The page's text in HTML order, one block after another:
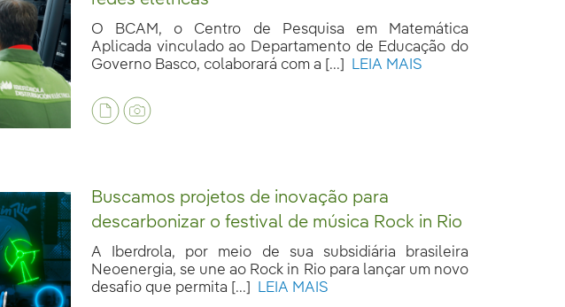
O BCAM, o Centro de Pesquisa em Matemática
Aplicada vinculado ao Departamento de Educação do
Governo Basco, colaborará com a [...]
LEIA MAIS
Buscamos projetos de inovação para
descarbonizar o festival de música Rock in Rio
A Iberdrola, por meio de sua subsidiária brasileira
Neoenergia, se une ao Rock in Rio para lançar um novo
desafio que permita [...]
LEIA MAIS